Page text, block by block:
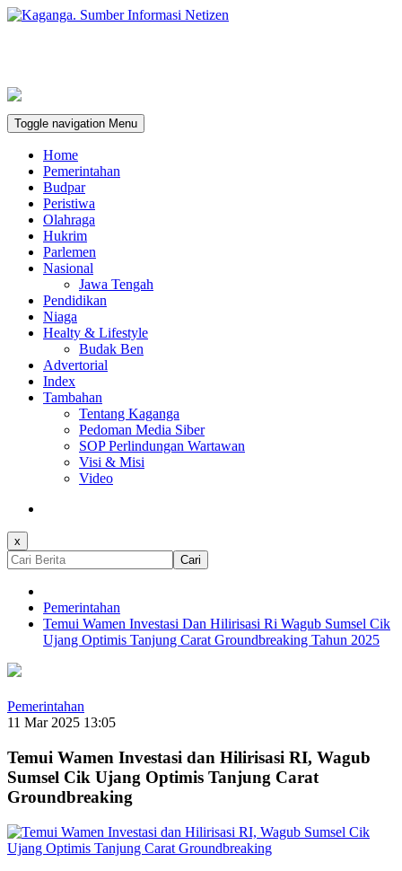
Toggle navigation Menu
Home
Pemerintahan
Budpar
Peristiwa
Olahraga
Hukrim
Parlemen
Nasional
Jawa Tengah
Pendidikan
Niaga
Healty & Lifestyle
Budak Ben
Advertorial
Index
Tambahan
Tentang Kaganga
Pedoman Media Siber
SOP Perlindungan Wartawan
Visi & Misi
Video
x
Cari
Pemerintahan
Temui Wamen Investasi Dan Hilirisasi Ri Wagub Sumsel Cik
Ujang Optimis Tanjung Carat Groundbreaking Tahun 2025
Pemerintahan
11 Mar 2025 13:05
Temui Wamen Investasi dan Hilirisasi RI, Wagub
Sumsel Cik Ujang Optimis Tanjung Carat
Groundbreaking